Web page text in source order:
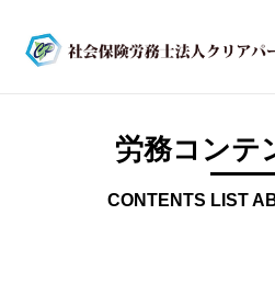
労務コンテ
CONTENTS LIST